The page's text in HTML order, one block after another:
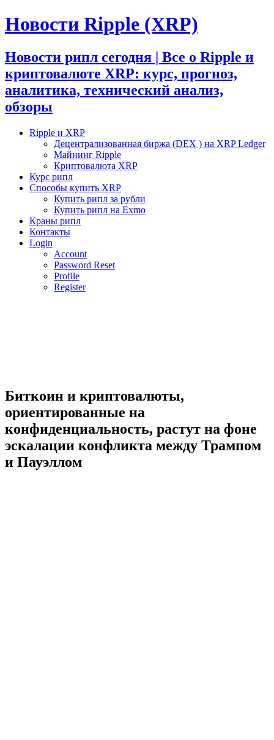
Новости Ripple (XRP)
Новости рипл сегодня | Все о Ripple и
криптовалюте XRP: курс, прогноз,
аналитика, технический анализ,
обзоры
Ripple и XRP
Децентрализованная биржа (DEX ) на XRP Ledger
Майнинг Ripple
Криптовалюта XRP
Курс рипл
Способы купить XRP
Купить рипл за рубли
Купить рипл на Exmo
Краны рипл
Контакты
Login
Account
Password Reset
Profile
Register
Биткоин и криптовалюты,
ориентированные на
конфиденциальность, растут на фоне
эскалации конфликта между Трампом
и Пауэллом